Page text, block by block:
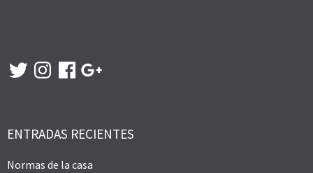
TwitterInstagramFacebook
Google
+
ENTRADAS RECIENTES
Normas de la casa